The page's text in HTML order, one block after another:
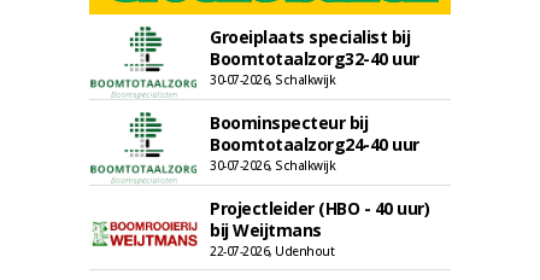
Groeiplaats specialist bij
Boomtotaalzorg32-40 uur
30-07-2026, Schalkwijk
Boominspecteur bij
Boomtotaalzorg24-40 uur
30-07-2026, Schalkwijk
Projectleider (HBO - 40 uur)
bij Weijtmans
22-07-2026, Udenhout